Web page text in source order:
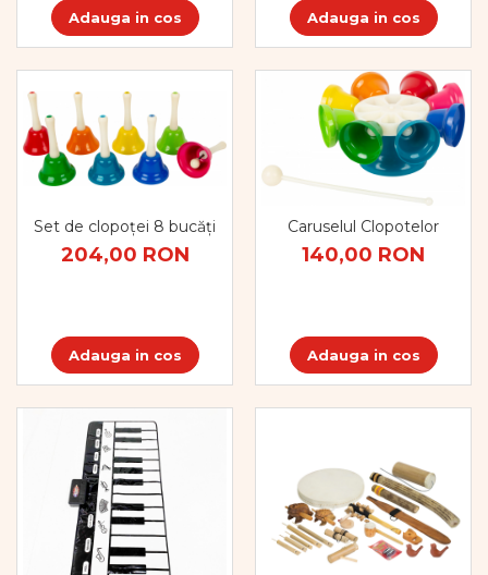
Adauga in cos Adauga in cos
Set de clopoței 8 bucăți
204,00 RON
Adauga in cos
Caruselul Clopotelor
140,00 RON
Adauga in cos